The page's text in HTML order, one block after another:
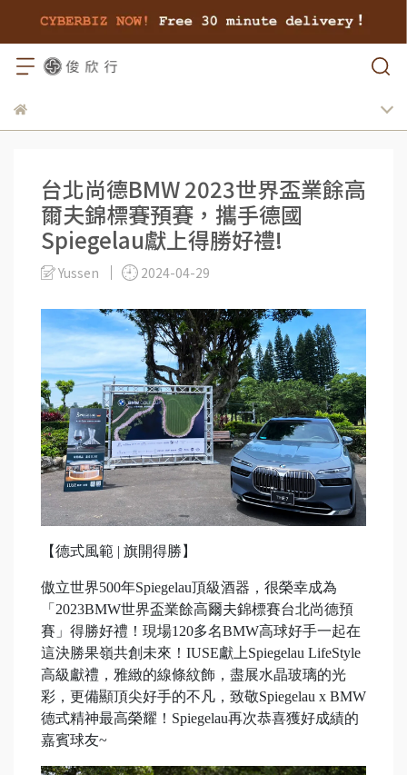
台北尚德BMW 2023世界盃業餘高
爾夫錦標賽預賽，攜手德國
Spiegelau獻上得勝好禮!
Yussen 2024-04-29
【德式風範 | 旗開得勝】
傲立世界500年Spiegelau頂級酒器，很榮幸成為
「2023BMW世界盃業餘高爾夫錦標賽台北尚德預
賽」得勝好禮！現場120多名BMW高球好手一起在
這決勝果嶺共創未來！IUSE獻上Spiegelau LifeStyle
高級獻禮，雅緻的線條紋飾，盡展水晶玻璃的光
彩，更備顯頂尖好手的不凡，致敬Spiegelau x BMW
德式精神最高榮耀！Spiegelau再次恭喜獲好成績的
嘉賓球友~